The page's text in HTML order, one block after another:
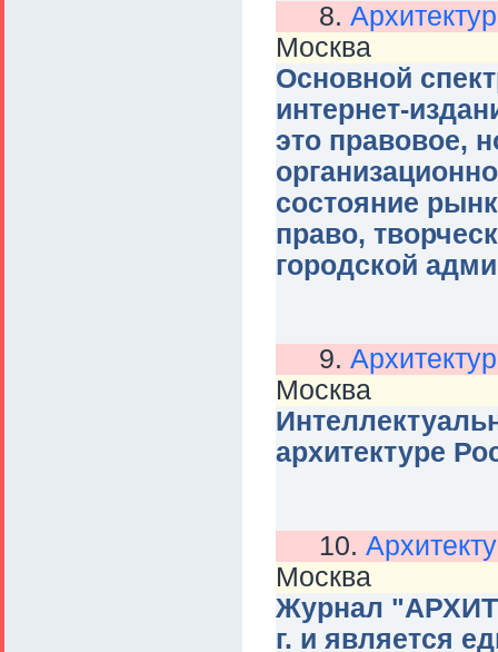
8.
Москва
Основной
интернет-
это правовое,
состояние
право,
городской
9.
Москва
архитектуре
10.
Москва
Журнал
г. и является